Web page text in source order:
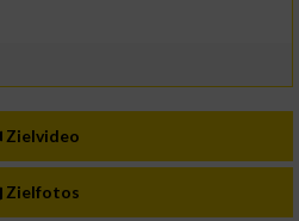
Zielvideo
Zielfotos